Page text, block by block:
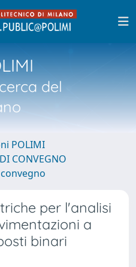
del
POLIMI
CONVEGNO
per l'analisi
a
binari